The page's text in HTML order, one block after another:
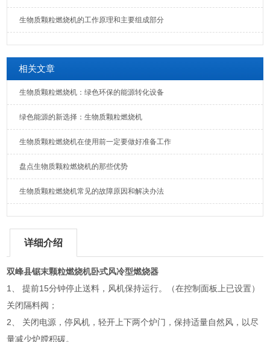
生物质颗粒燃烧机的工作原理和主要组成部分
相关文章
生物质颗粒燃烧机：绿色环保的能源转化设备
绿色能源的新选择：生物质颗粒燃烧机
生物质颗粒燃烧机在使用前一定要做好准备工作
盘点生物质颗粒燃烧机的那些优势
生物质颗粒燃烧机常见的故障原因和解决办法
详细介绍
双峰县锯末颗粒燃烧机卧式风冷型燃烧器
1、 提前15分钟停止送料，风机保持运行。（在控制面板上已设置）
关闭隔料阀；
2、 关闭电源，停风机，轻开上下两个炉门，保持适量自然风，以尽
量减少炉膛积碳。